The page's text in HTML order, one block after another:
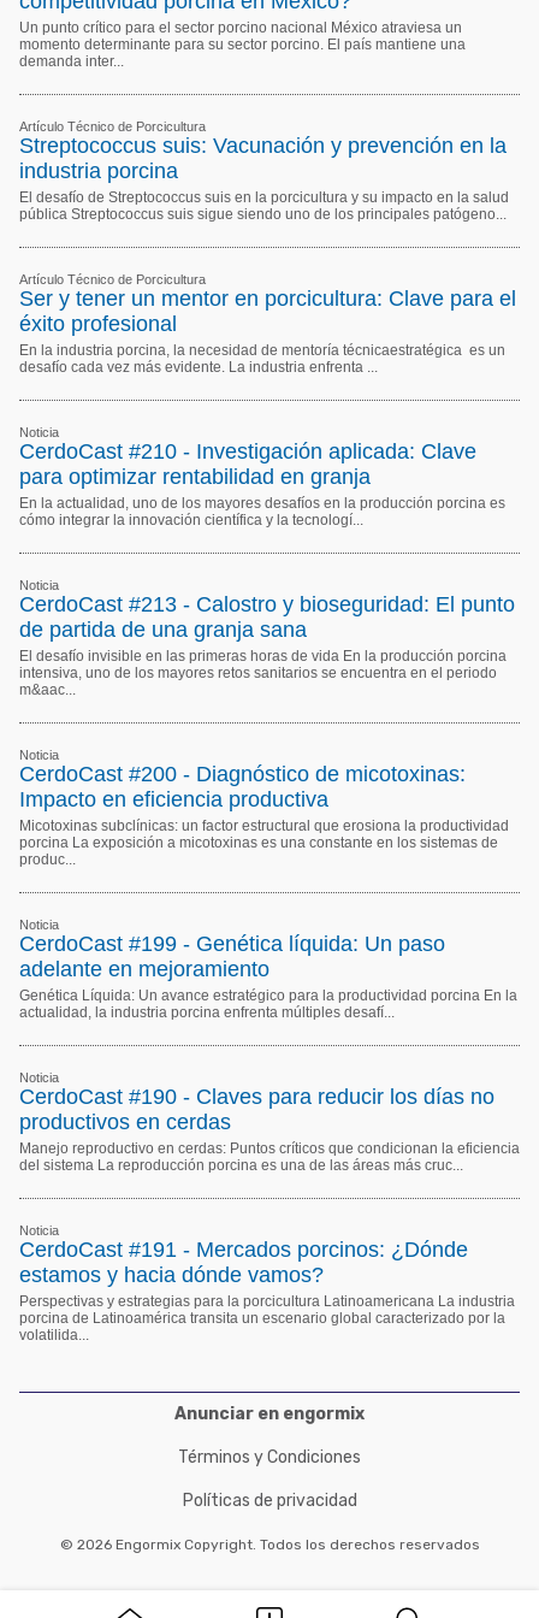
Acuacultura
Micotoxinas
Avicultura
Porcicultura
Lechería
Balanceados - Piensos
Comunidades en portugués
Avicultura
Porcicultura
Ganadería
Lechería
Un punto crítico para el sector porcino nacional México atraviesa un
momento determinante para su sector porcino. El país mantiene una
demanda inter...
Artículo Técnico de Porcicultura
Streptococcus suis: Vacunación y prevención en la
industria porcina
El desafío de Streptococcus suis en la porcicultura y su impacto en la salud
pública Streptococcus suis sigue siendo uno de los principales patógeno...
Artículo Técnico de Porcicultura
Ser y tener un mentor en porcicultura: Clave para el
éxito profesional
En la industria porcina, la necesidad de mentoría técnicaestratégica es un
desafío cada vez más evidente. La industria enfrenta ...
Noticia
CerdoCast #210 - Investigación aplicada: Clave
para optimizar rentabilidad en granja
En la actualidad, uno de los mayores desafíos en la producción porcina es
cómo integrar la innovación científica y la tecnologí...
Noticia
CerdoCast #213 - Calostro y bioseguridad: El punto
de partida de una granja sana
El desafío invisible en las primeras horas de vida En la producción porcina
intensiva, uno de los mayores retos sanitarios se encuentra en el periodo
m&aac...
Noticia
CerdoCast #200 - Diagnóstico de micotoxinas:
Impacto en eficiencia productiva
Micotoxinas subclínicas: un factor estructural que erosiona la productividad
porcina La exposición a micotoxinas es una constante en los sistemas de
produc...
Noticia
CerdoCast #199 - Genética líquida: Un paso
adelante en mejoramiento
Genética Líquida: Un avance estratégico para la productividad porcina En la
actualidad, la industria porcina enfrenta múltiples desafí...
Noticia
CerdoCast #190 - Claves para reducir los días no
productivos en cerdas
Manejo reproductivo en cerdas: Puntos críticos que condicionan la eficiencia
del sistema La reproducción porcina es una de las áreas más cruc...
Noticia
CerdoCast #191 - Mercados porcinos: ¿Dónde
estamos y hacia dónde vamos?
Perspectivas y estrategias para la porcicultura Latinoamericana La industria
porcina de Latinoamérica transita un escenario global caracterizado por la
volatilida...
Anunciar en engormix
Términos y Condiciones
Políticas de privacidad
© 2026 Engormix Copyright. Todos los derechos reservados